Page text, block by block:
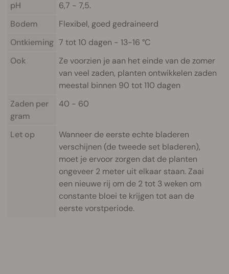
pH
6,7 - 7,5.
Bodem
Flexibel, goed gedraineerd
Ontkieming 7 tot 10 dagen - 13-16 °C
Ook
Ze voorzien je aan het einde van de zomer
van veel zaden, planten ontwikkelen zaden
meestal binnen 90 tot 110 dagen
Zaden per
gram
40 - 60
Let op
Wanneer de eerste echte bladeren
verschijnen (de tweede set bladeren),
moet je ervoor zorgen dat de planten
ongeveer 2 meter uit elkaar staan. Zaai
een nieuwe rij om de 2 tot 3 weken om
constante bloei te krijgen tot aan de
eerste vorstperiode.